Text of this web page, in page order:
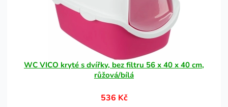
WC VICO kryté s dvířky, bez filtru 56 x 40 x 40 cm,
růžová/bílá
536 Kč